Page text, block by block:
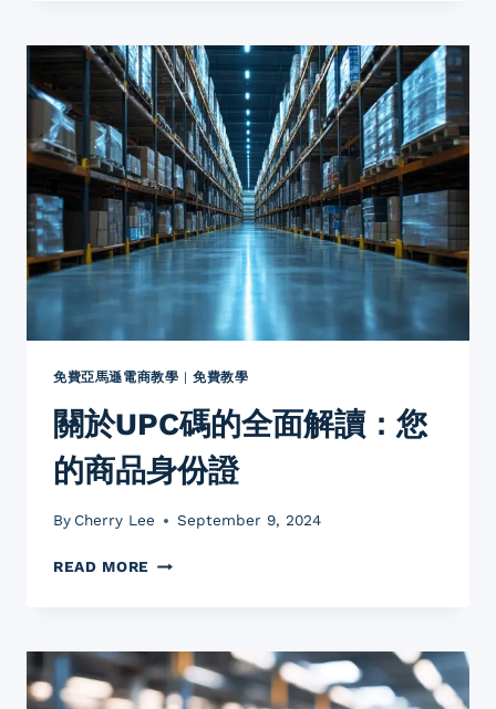
品
包
裝
秘
笈：
新
手
賣
家
如
何
開
阱，
得
戶
芳
心？
免費亞馬遜電商教學 |免費教學
關於UPC碼的全面解讀：您
的商品身份證
By Cherry Lee September 9, 2024
READ MORE 關
的
全
面